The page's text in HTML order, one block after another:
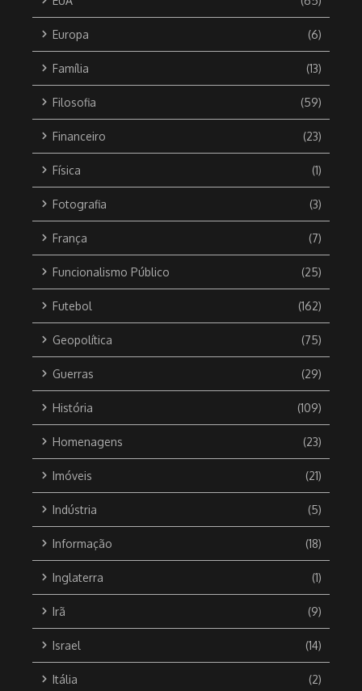
Europa (6)
Família (13)
Filosofia (59)
Financeiro (23)
Física (1)
Fotografia (3)
França (7)
Funcionalismo Público (25)
Futebol (162)
Geopolítica (75)
Guerras (29)
História (109)
Homenagens (23)
Imóveis (21)
Indústria (5)
Informação (18)
Inglaterra (1)
Irã (9)
Israel (14)
Itália (2)